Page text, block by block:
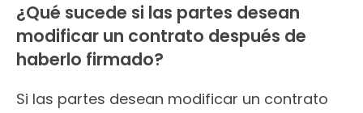
¿Qué sucede si las partes desean
modificar un contrato después de
haberlo firmado?
Si las partes desean modificar un contrato